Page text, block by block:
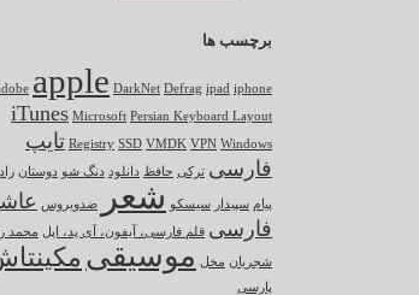
برچسب ها
apple DarkNet Defrag ipad iphone
iTunes Microsoft Persian Keyboard Layout
Registry SSD VMDK VPN Windows
تایپ
فارسی ترکی حافظ دانلود دنگ شو دوستان
پیام سپیدار سیسکو شعر ضدویروس
فارسی قلم فارسی، آیفون، آی پد، اپل محمد
شجریان مخل موسیقی
پارسی